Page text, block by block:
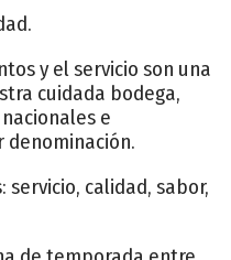
y el servicio son una
cuidada bodega,
e
servicio, calidad, sabor,